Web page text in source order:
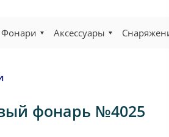
Фонари Аксессуары
фонарь №4025